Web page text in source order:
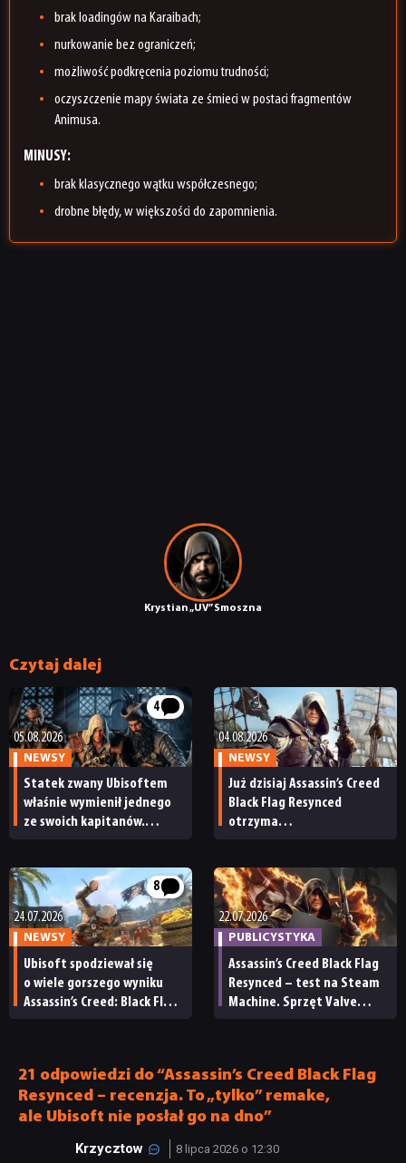
Krystian „UV” Smoszna
brak loadingów na Karaibach;
nurkowanie bez ograniczeń;
możliwość podkręcenia poziomu trudności;
oczyszczenie mapy świata ze śmieci w postaci fragmentów
Animusa.
MINUSY:
brak klasycznego wątku współczesnego;
drobne błędy, w większości do zapomnienia.
Czytaj dalej
4
05.08.2026
NEWSY
Statek zwany Ubisoftem
właśnie wymienił jednego
ze swoich kapitanów.
dla marki Assassin’s Creed?
04.08.2026
NEWSY
Już dzisiaj Assassin’s Creed
Black Flag Resynced
otrzyma
że to dopiero początek
zmian i poprawek
8
24.07.2026
NEWSY
Ubisoft spodziewał się
o wiele gorszego wyniku
Assassin’s Creed: Black Flag
22.07.2026
PUBLICYSTYKA
Assassin’s Creed Black Flag
Resynced – test na Steam
Machine. Sprzęt Valve
21 odpowiedzi do “Assassin’s Creed Black Flag
Resynced – recenzja. To „tylko” remake,
ale Ubisoft nie posłał go na dno”
Krzycztow 8 lipca 2026 o 12:30